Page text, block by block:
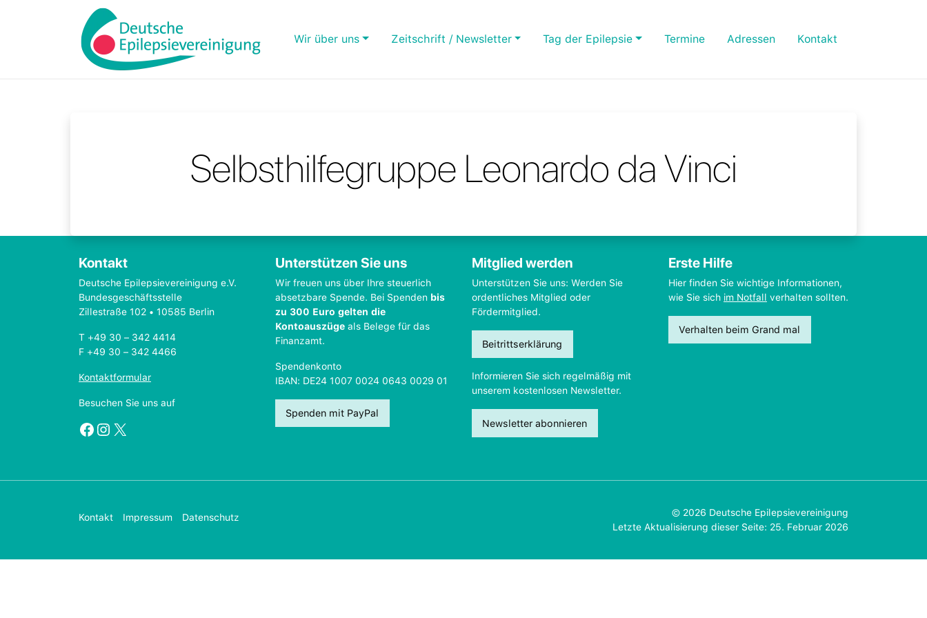
Wir über uns Zeitschrift / Newsletter Tag der Epilepsie Termine Adressen Kontakt
Selbsthilfegruppe Leonardo da Vinci
Kontakt
Deutsche Epilepsievereinigung e.V.
Bundesgeschäftsstelle
Zillestraße 102 • 10585 Berlin
T +49 30 – 342 4414
F +49 30 – 342 4466
Kontaktformular
Besuchen Sie uns auf
Facebook
Instagram
X
Unterstützen Sie uns
Wir freuen uns über Ihre steuerlich
absetzbare Spende. Bei Spenden bis
zu 300 Euro gelten die
Kontoauszüge als Belege für das
Finanzamt.
Spendenkonto
IBAN: DE24 1007 0024 0643 0029 01
Spenden mit PayPal
Mitglied werden
Unterstützen Sie uns: Werden Sie
ordentliches Mitglied oder
Fördermitglied.
Beitrittserklärung
Informieren Sie sich regelmäßig mit
unserem kostenlosen Newsletter.
Newsletter abonnieren
Erste Hilfe
Hier finden Sie wichtige Informationen,
wie Sie sich im Notfall verhalten sollten.
Verhalten beim Grand mal
Kontakt Impressum Datenschutz
© 2026 Deutsche Epilepsievereinigung
Letzte Aktualisierung dieser Seite: 25. Februar 2026